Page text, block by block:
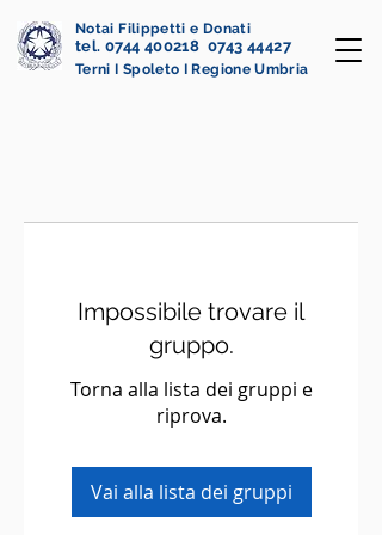
Notai Filippetti e Donati
tel. 0744 400218 0743 44427
Terni I Spoleto I Regione Umbria
Impossibile trovare il
gruppo.
Torna alla lista dei gruppi e
riprova.
Vai alla lista dei gruppi